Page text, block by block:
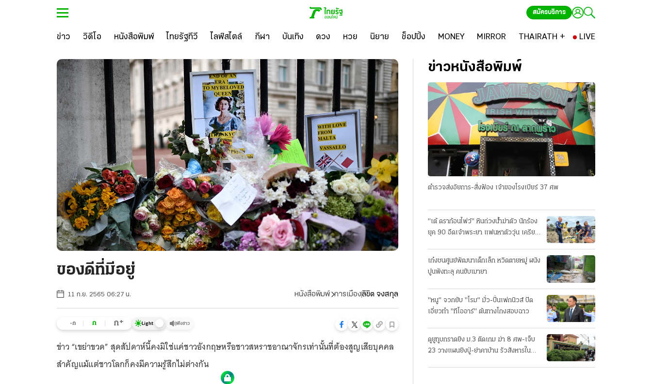
สมัครบริการ
ข่าว วิดีโอ หนังสือพิมพ์ ไทยรัฐทีวี ไลฟ์สไตล์ กีฬา บันเทิง ดวง หวย นิยาย ช็อปปิ้ง MONEY MIRROR THAIRATH + LIVE
ของดีที่มีอยู่
11 ก.ย. 2565 06:27 น. หนังสือพิมพ์ การเมืองลิขิต จงสกุล
-ก ก ก+ Light ฟังข่าว
ข่าว “เขย่าขวด” สุดสัปดาห์นี้คงมิใช่แค่ชาวอังกฤษหรือชาวสหราชอาณาจักรเท่านั้นที่ต้องสูญเสียบุคคล
สำคัญแม้แต่ชาวโลกก็คงมีความรู้สึกไม่ต่างกัน
ข่าวหนังสือพิมพ์
ตำรวจส่งอัยการ-สั่งฟ้อง เจ้าของโรงเบียร์ 37 ศพ
"เต้ ดราก้อนไฟว์" หินถ่วงน้ำฆ่าตัว นักร้อง
ยุค 90 อืดเจ้าพระยา แฟนหาตัววุ่น เครียด
เก๋งชนศูนย์พัฒนาเด็กเล็ก หวิดตายหมู่ ผนัง
ปูนพังทะลุ คนขับเมายา
"หนู" จวกยับ "โรม" มั่ว-ปั่นเฟกนิวส์ ปัด
เอี่ยวทํา "ทีโออาร์" ต้นทางโกงสอบฉาว
ดูยูทูบกราดยิง ม.3 ติดเกม ฆ่า 8 ศพ-เจ็บ
23 วางแผนยิงปู่-ย่าคาบ้าน รัวสังหารใน